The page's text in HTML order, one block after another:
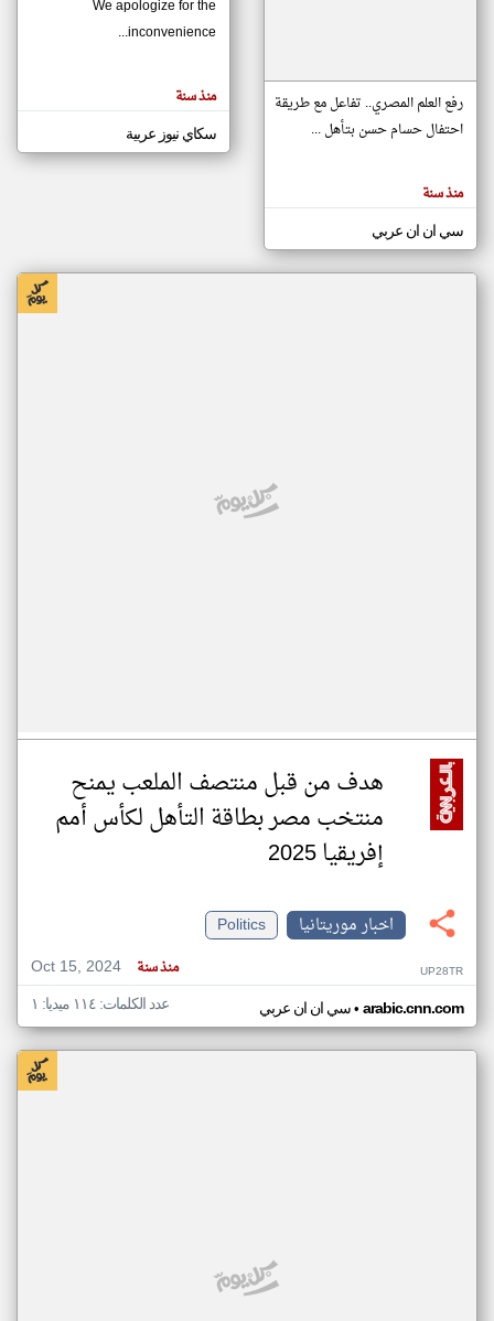
مصادر الأخبار من موريتانيا
اخبار موريتانيا على مدار الساعة
أهم اخبار موريتانيا العاجلة والمباشرة
المقالات
الموجوده
هنا عن
رفع العلم المصري.. تفاعل مع طريقة
احتفال حسام حسن بتأهل ...
منذ سنة
سي ان ان عربي
We apologize for the
inconvenience...
منذ سنة
سكاي نيوز عربية
هدف من قبل منتصف الملعب يمنح
منتخب مصر بطاقة التأهل لكأس أمم
إفريقيا 2025
اخبار موريتانيا
Politics
Oct 15, 2024
منذ سنة UP28TR
سي ان ان عربي• arabic.cnn.com عدد الكلمات: ١١٤ ميديا: ١
klyoum.com